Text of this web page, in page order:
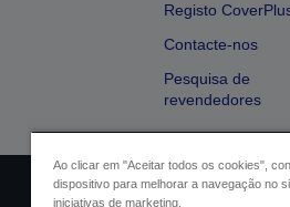
Registo
Contacte-nos
Pesquisa de
revendedores
Ao clicar em "Aceitar todos os cookies",
dispositivo para melhorar a navegação no
iniciativas de marketing.